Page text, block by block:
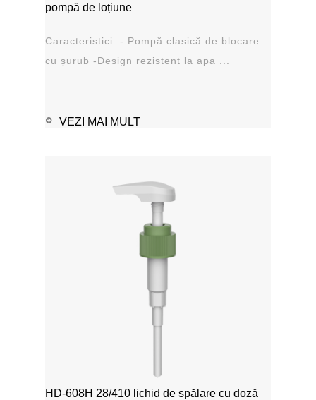
pompă de loțiune
Caracteristici: - Pompă clasică de blocare
cu șurub -Design rezistent la apa ...
VEZI MAI MULT
HD-608H 28/410 lichid de spălare cu doză